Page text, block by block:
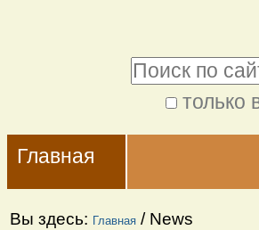
содержимому.
Перейти
навигации
только
поиск
Navigation
Главная
Вы здесь: Главная / News